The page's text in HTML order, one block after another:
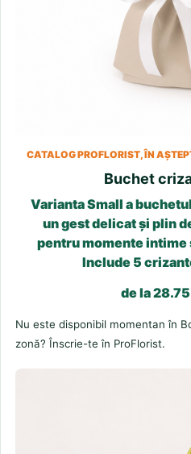
CATALOG PROFLORIST, ÎN
Buchet
Varianta Small a
un gest delicat și plin
pentru momente
Include 5
de la 28.75
Nu este disponibil momentan în
zonă? Înscrie-te în ProFlorist.